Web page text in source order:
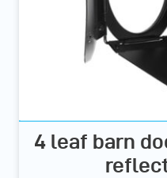
4 leaf barn